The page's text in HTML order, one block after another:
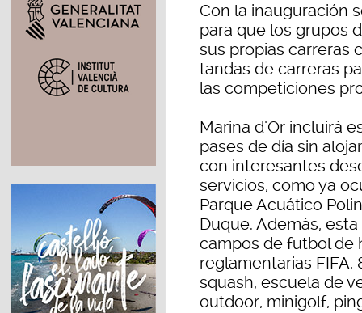
Con la inauguración
para que los grupos
sus propias carreras
tandas de carreras
las competiciones
Marina d’Or incluirá
pases de día sin
con interesantes
servicios, como ya
Parque Acuático
Duque. Además,
campos de futbol de
reglamentarias FIFA,
squash, escuela de
outdoor, minigolf,